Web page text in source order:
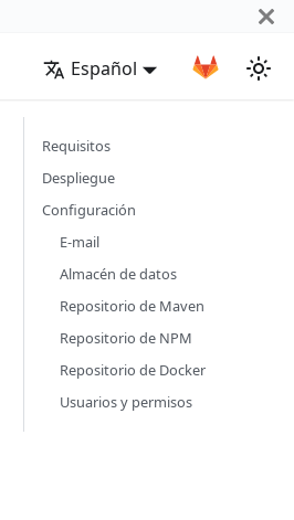
Español
Requisitos
Despliegue
Configuración
E-mail
Almacén de datos
Repositorio de Maven
Repositorio de NPM
Repositorio de Docker
Usuarios y permisos